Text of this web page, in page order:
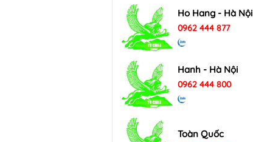
Ho Hang - Hà Nội
0962 444 877
Hanh - Hà Nội
0962 444 800
Toàn Quốc